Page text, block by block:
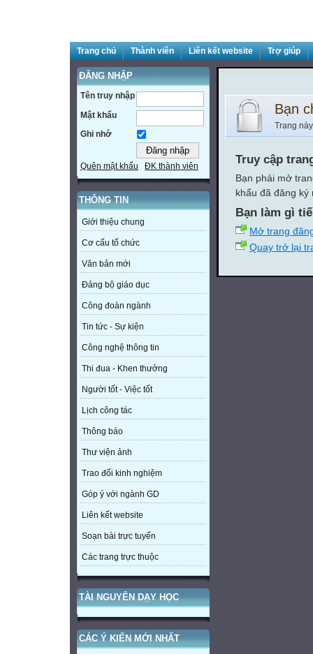
Trang chủ Thành viên Liên kết website Trợ giúp
ĐĂNG NHẬP
Tên truy nhập
Mật khẩu
Ghi nhớ
Quên mật khẩu ĐK thành viên
THÔNG TIN
Giới thiệu chung
Cơ cấu tổ chức
Văn bản mới
Đảng bộ giáo dục
Công đoàn ngành
Tin tức - Sự kiện
Công nghệ thông tin
Thi đua - Khen thưởng
Người tốt - Việc tốt
Lịch công tác
Thông báo
Thư viện ảnh
Trao đổi kinh nghiệm
Góp ý với ngành GD
Liên kết website
Soạn bài trực tuyến
Các trang trực thuộc
TÀI NGUYÊN DẠY HỌC
CÁC Ý KIẾN MỚI NHẤT
Bạn
Trang
Truy cập
Bạn phải mở
khẩu đã đăng
Bạn làm gì
Mở trang
Quay trở lại